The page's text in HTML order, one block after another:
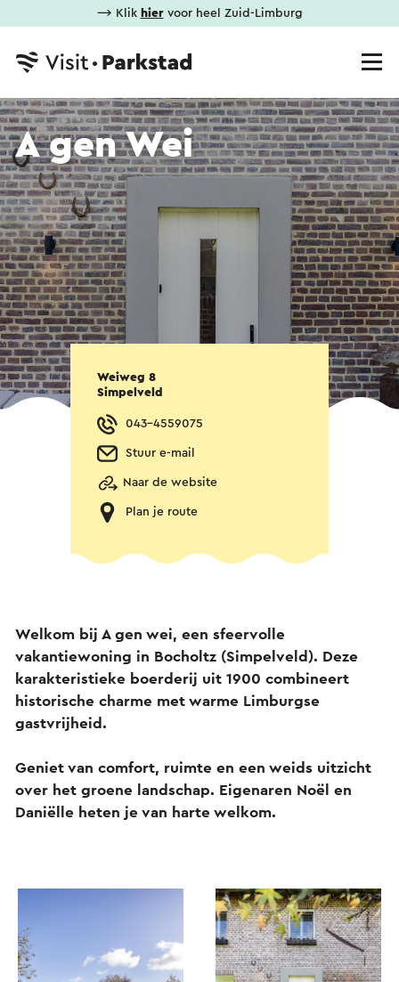
⟶ Klik hiervoor heel Zuid-Limburg
A gen Wei
Weiweg 8
Simpelveld
043-4559075
Stuur e-mail
Naar de website
Plan je route
Welkom bij A gen wei, een sfeervolle
vakantiewoning in Bocholtz (Simpelveld). Deze
karakteristieke boerderij uit 1900 combineert
historische charme met warme Limburgse
gastvrijheid.
Geniet van comfort, ruimte en een weids uitzicht
over het groene landschap. Eigenaren Noël en
Daniëlle heten je van harte welkom.